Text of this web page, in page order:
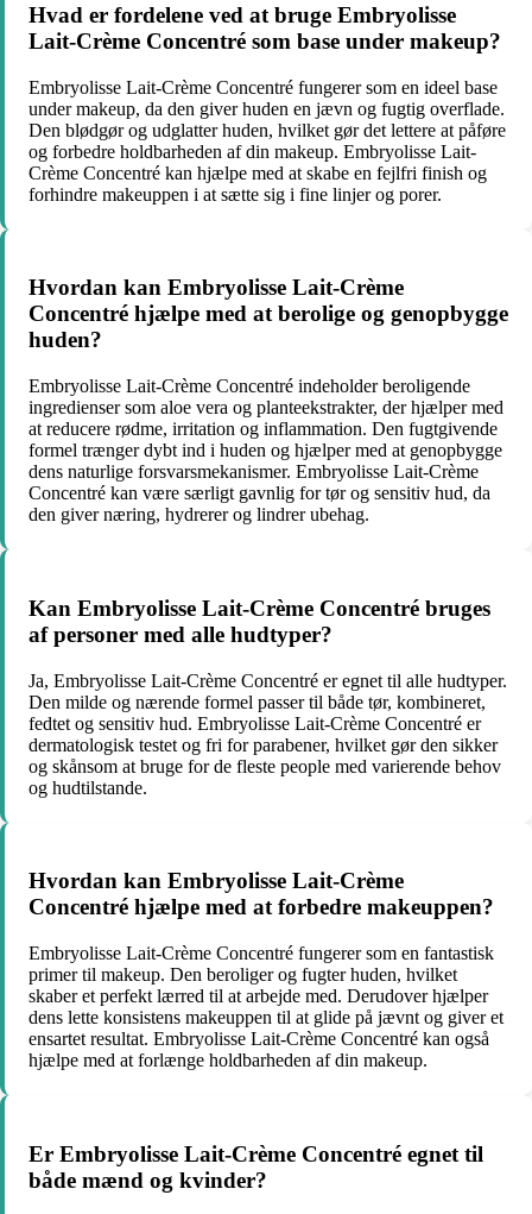
Hvad er fordelene ved at bruge Embryolisse
Lait-Crème Concentré som base under makeup?
Embryolisse Lait-Crème Concentré fungerer som en ideel base
under makeup, da den giver huden en jævn og fugtig overflade.
Den blødgør og udglatter huden, hvilket gør det lettere at påføre
og forbedre holdbarheden af din makeup. Embryolisse Lait-
Crème Concentré kan hjælpe med at skabe en fejlfri finish og
forhindre makeuppen i at sætte sig i fine linjer og porer.
Hvordan kan Embryolisse Lait-Crème
Concentré hjælpe med at berolige og genopbygge
huden?
Embryolisse Lait-Crème Concentré indeholder beroligende
ingredienser som aloe vera og planteekstrakter, der hjælper med
at reducere rødme, irritation og inflammation. Den fugtgivende
formel trænger dybt ind i huden og hjælper med at genopbygge
dens naturlige forsvarsmekanismer. Embryolisse Lait-Crème
Concentré kan være særligt gavnlig for tør og sensitiv hud, da
den giver næring, hydrerer og lindrer ubehag.
Kan Embryolisse Lait-Crème Concentré bruges
af personer med alle hudtyper?
Ja, Embryolisse Lait-Crème Concentré er egnet til alle hudtyper.
Den milde og nærende formel passer til både tør, kombineret,
fedtet og sensitiv hud. Embryolisse Lait-Crème Concentré er
dermatologisk testet og fri for parabener, hvilket gør den sikker
og skånsom at bruge for de fleste people med varierende behov
og hudtilstande.
Hvordan kan Embryolisse Lait-Crème
Concentré hjælpe med at forbedre makeuppen?
Embryolisse Lait-Crème Concentré fungerer som en fantastisk
primer til makeup. Den beroliger og fugter huden, hvilket
skaber et perfekt lærred til at arbejde med. Derudover hjælper
dens lette konsistens makeuppen til at glide på jævnt og giver et
ensartet resultat. Embryolisse Lait-Crème Concentré kan også
hjælpe med at forlænge holdbarheden af din makeup.
Er Embryolisse Lait-Crème Concentré egnet til
både mænd og kvinder?